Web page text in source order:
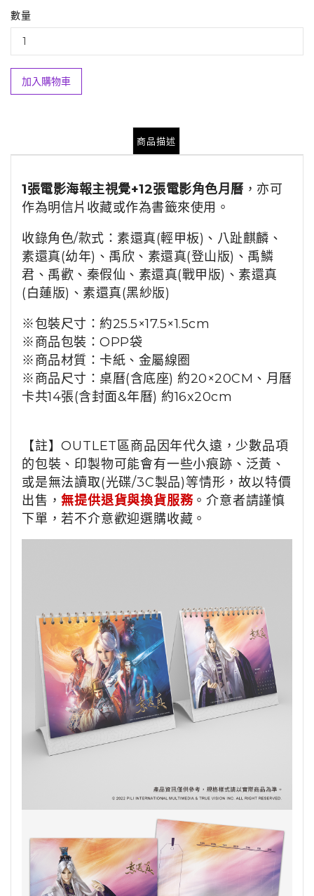
數量
加入購物車
商品描述
1張電影海報主視覺+12張電影角色月曆 ，亦可
作為明信片收藏或作為書籤來使用。
收錄角色/款式：素還真(輕甲板)、八趾麒麟、
素還真(幼年)、禹欣、素還真(登山版)、 禹鱗
君、 禹歡、秦假仙、素還真(戰甲版)、素還真
(白蓮版)、素還真(黑紗版)
※包裝尺寸：約25.5×17.5×1.5cm
※商品包裝 ： OPP袋
※商品材質 ：卡紙、金屬線圈
※商品尺寸： 桌曆(含底座) 約20×20CM 、 月曆
卡共14張(含封面&年曆) 約16x20cm
【註】OUTLET區商品因年代久遠，少數品項
的包裝、印製物可能會有一些小痕跡、泛黃、
或是無法讀取(光碟/3C製品)等情形，故以特價
出售，無提供退貨與換貨服務。介意者請謹慎
下單，若不介意歡迎選購收藏。